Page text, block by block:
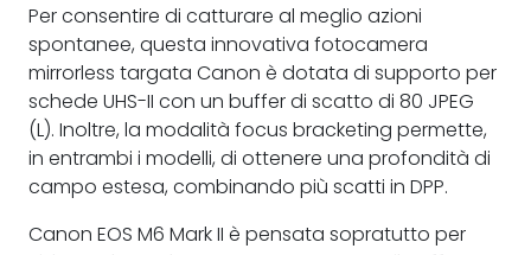
Per consentire di catturare al meglio azioni
spontanee, questa innovativa fotocamera
mirrorless targata Canon è dotata di supporto per
schede UHS-II con un buffer di scatto di 80 JPEG
(L). Inoltre, la modalità focus bracketing permette,
in entrambi i modelli, di ottenere una profondità di
campo estesa, combinando più scatti in DPP.
Canon EOS M6 Mark II è pensata sopratutto per